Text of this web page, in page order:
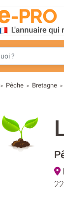
> Pêche > Bretagne >